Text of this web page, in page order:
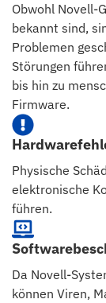
Obwohl Novell-
bekannt sind,
Problemen
Störungen
bis hin zu
Firmware.
Physische
elektronische
führen.
Da Novell-
können Viren,